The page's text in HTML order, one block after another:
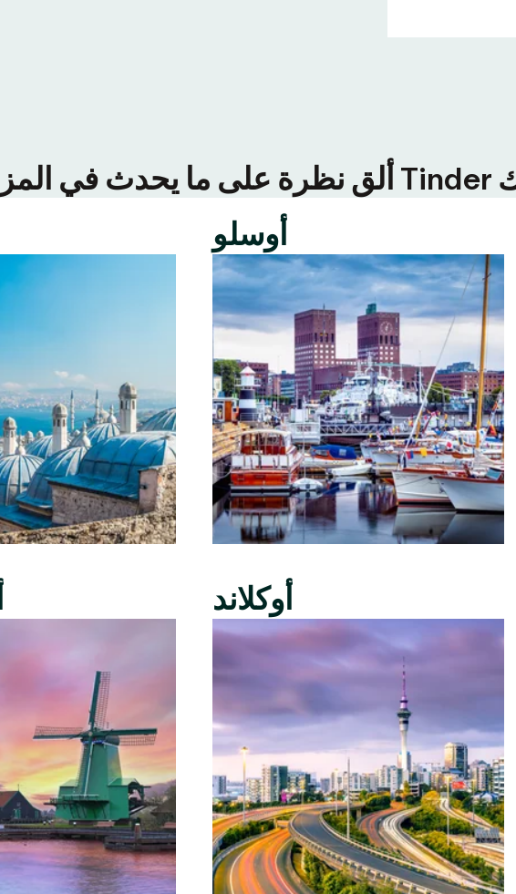
أوسلو
أوكلاند